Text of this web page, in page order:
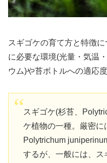
スギゴケの育て方と特徴
に必要な環境(光量・気温
ウム)や苔ボトルへの適応
スギゴケ(杉苔、
ケ植物の一種。厳密に
Polytrichum
するが、一般には、ス